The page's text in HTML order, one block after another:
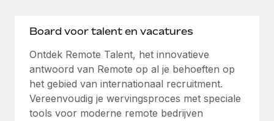
Board voor talent en vacatures
Ontdek Remote Talent, het innovatieve
antwoord van Remote op al je behoeften op
het gebied van internationaal recruitment.
Vereenvoudig je wervingsproces met speciale
tools voor moderne remote bedrijven